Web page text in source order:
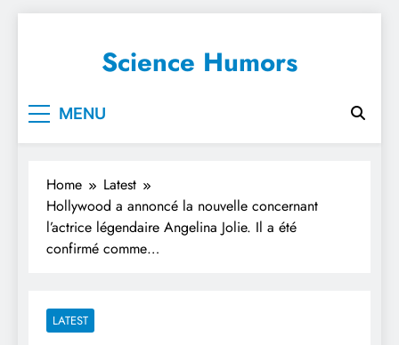
Science Humors
MENU
Home
Latest
Hollywood a annoncé la nouvelle concernant
l’actrice légendaire Angelina Jolie. Il a été
confirmé comme…
LATEST